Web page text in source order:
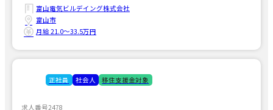
富山電気ビルデイング株式会社
富山市
月給 21.0〜33.5万円
正社員 社会人 移住支援金対象
求人番号2478